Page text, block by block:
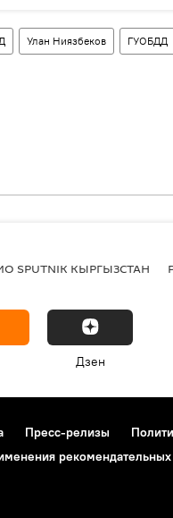
Улан Ниязбеков ГУОБДД
SPUTNIK КЫРГЫЗСТАН
Дзен
Пресс-релизы
рекомендательных